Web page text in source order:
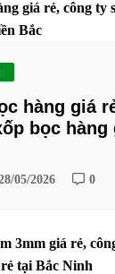
hàng giá
bọc hàng
05/2026 0